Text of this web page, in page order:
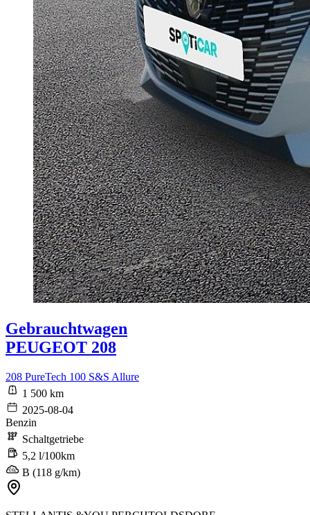
Gebrauchtwagen
PEUGEOT 208
208 PureTech 100 S&S Allure
1 500 km
2025-08-04
Benzin
Schaltgetriebe
5,2 l/100km
B (118 g/km)